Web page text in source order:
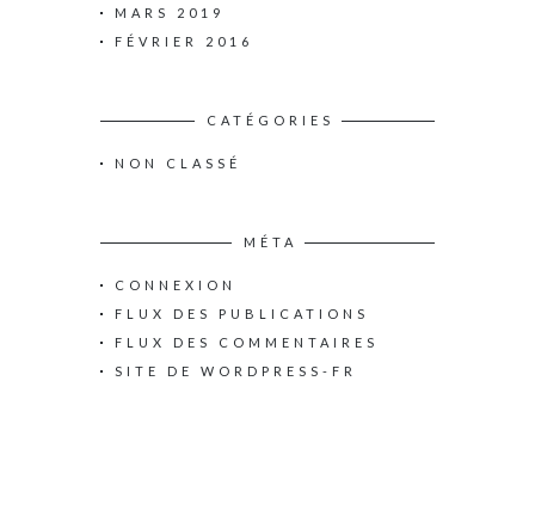
MARS 2019
FÉVRIER 2016
CATÉGORIES
NON CLASSÉ
MÉTA
CONNEXION
FLUX DES PUBLICATIONS
FLUX DES COMMENTAIRES
SITE DE WORDPRESS-FR